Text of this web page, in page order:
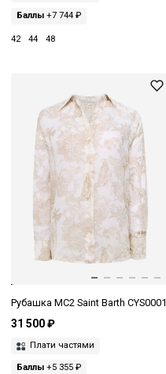
Баллы +7 744 ₽
42 44 48
Рубашка MC2 Saint Barth CYS0001
31 500 ₽
Плати частями
Баллы +5 355 ₽